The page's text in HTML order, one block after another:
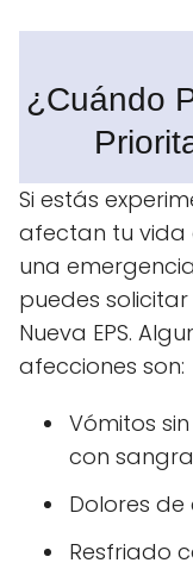
¿Cuándo
Si estás
afectan tu vida
una
puedes
Nueva EPS.
afecciones son:
Vómitos
con
Dolores de
Resfriado